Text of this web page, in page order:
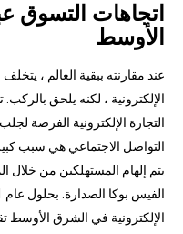
اتجاهات التسوق
الأوسط
عند مقارنته ببقية العالم ،
الإلكترونية ، لكنه يلحق
التجارة الإلكترونية الفرصة
التواصل الاجتماعي هي سبب
يتم إلهام المستهلكين من خلال
الإلكترونية في الشرق الأوسط